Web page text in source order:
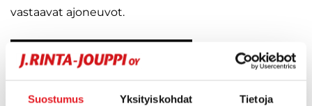
Suostumus Yksityiskohdat Tietoja
vastaavat ajoneuvot.
KATSO VASTAAVANLAISET AUTOT